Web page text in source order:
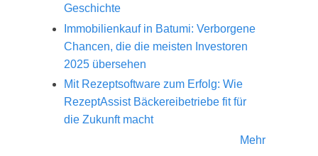
Geschichte
Immobilienkauf in Batumi: Verborgene
Chancen, die die meisten Investoren
2025 übersehen
Mit Rezeptsoftware zum Erfolg: Wie
RezeptAssist Bäckereibetriebe fit für
die Zukunft macht
Mehr